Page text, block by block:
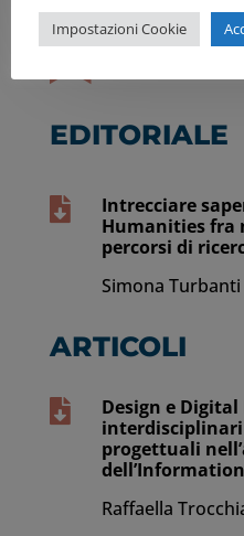

EDITORIALE

Intrecciare
Humanities fra
percorsi di
Simona Turbanti
ARTICOLI

Design e
interdisciplinari
progettuali
Raffaella
Impostazioni Cookie